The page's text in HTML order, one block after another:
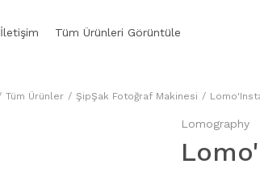
İletişim Tüm Ürünleri Görüntüle
Tüm Ürünler ŞipŞak Fotoğraf Makinesi
Lomography